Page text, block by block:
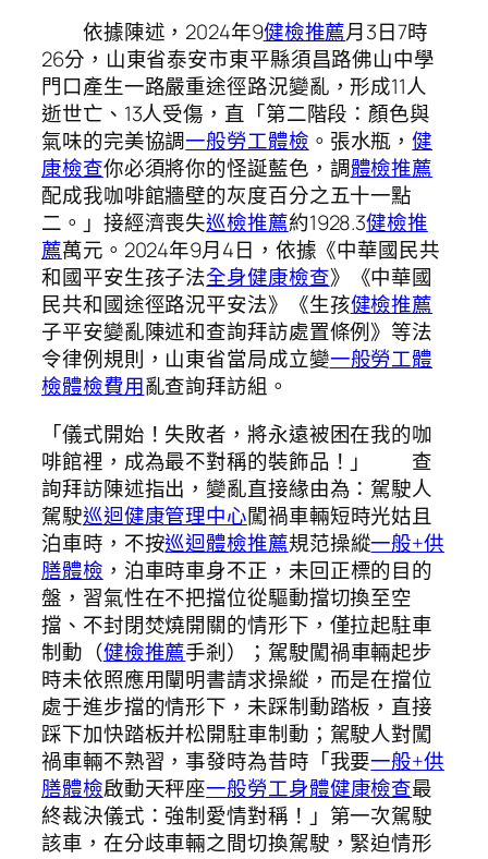
依據陳述，2024年9健檢推薦月3日7時
26分，山東省泰安市東平縣須昌路佛山中學
門口產生一路嚴重途徑路況變亂，形成11人
逝世亡、13人受傷，直「第二階段：顏色與
氣味的完美協調一般勞工體檢 。張水瓶，健
康檢查你必須將你的怪誕藍色，調體檢推薦
配成我咖啡館牆壁的灰度百分之五十一點
二。」接經濟喪失巡檢推薦約1928.3健檢推
薦萬元。2024年9月4日，依據《中華國民共
和國平安生孩子法全身健康檢查》《中華國
民共和國途徑路況平安法》《生孩健檢推薦
子平安變亂陳述和查詢拜訪處置條例》等法
令律例規則，山東省當局成立變一般勞工體
檢體檢費用亂查詢拜訪組。
「儀式開始！失敗者，將永遠被困在我的咖
啡館裡，成為最不對稱的裝飾品！」 查
詢拜訪陳述指出，變亂直接緣由為：駕駛人
駕駛巡迴健康管理中心闖禍車輛短時光姑且
泊車時，不按巡迴體檢推薦規范操縱一般+供
膳體檢 ，泊車時車身不正，未回正標的目的
盤，習氣性在不把擋位從驅動擋切換至空
擋、不封閉焚燒開關的情形下，僅拉起駐車
制動（健檢推薦手剎）；駕駛闖禍車輛起步
時未依照應用闡明書請求操縱，而是在擋位
處于進步擋的情形下，未踩制動踏板，直接
踩下加快踏板并松開駐車制動；駕駛人對闖
禍車輛不熟習，事發時為昔時「我要一般+供
膳體檢啟動天秤座一般勞工身體健康檢查最
終裁決儀式：強制愛情對稱！」第一次駕駛
該車，在分歧車輛之間切換駕駛，緊迫情形